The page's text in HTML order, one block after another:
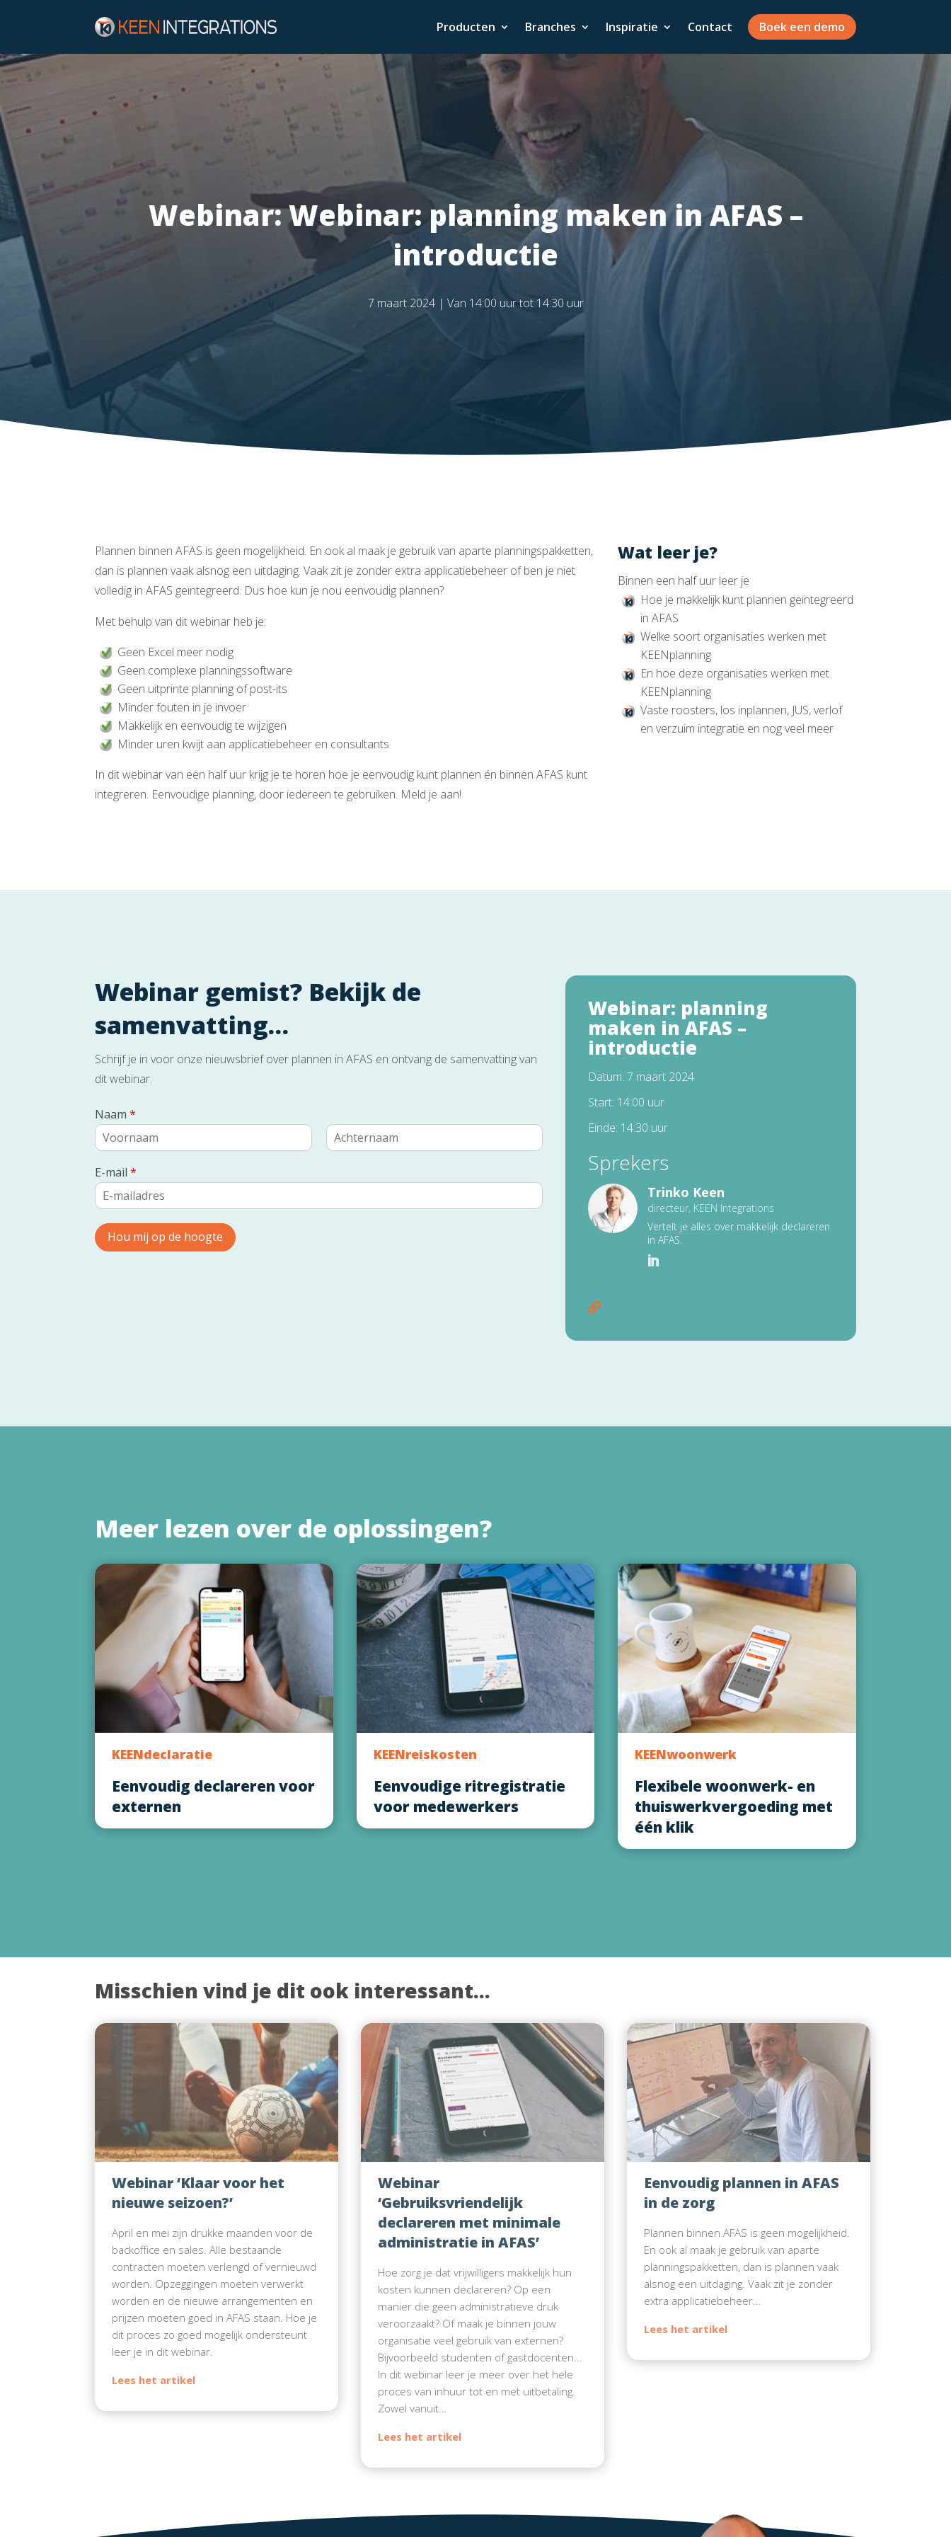
Producten Branches Inspiratie Contact Boek een demo
Webinar: Webinar: planning maken in AFAS –
introductie
7 maart 2024 | Van 14:00 uur tot 14:30 uur
Plannen binnen AFAS is geen mogelijkheid. En ook al maak je gebruik van aparte planningspakketten,
dan is plannen vaak alsnog een uitdaging. Vaak zit je zonder extra applicatiebeheer of ben je niet
volledig in AFAS geïntegreerd. Dus hoe kun je nou eenvoudig plannen?
Met behulp van dit webinar heb je:
Geen Excel meer nodig
Geen complexe planningssoftware
Geen uitprinte planning of post-its
Minder fouten in je invoer
Makkelijk en eenvoudig te wijzigen
Minder uren kwijt aan applicatiebeheer en consultants
In dit webinar van een half uur krijg je te horen hoe je eenvoudig kunt plannen én binnen AFAS kunt
integreren. Eenvoudige planning, door iedereen te gebruiken. Meld je aan!
Wat leer je?
Binnen een half uur leer je
Hoe je makkelijk kunt plannen geïntegreerd
in AFAS
Welke soort organisaties werken met
KEENplanning
En hoe deze organisaties werken met
KEENplanning
Vaste roosters, los inplannen, JUS, verlof
en verzuim integratie en nog veel meer
Webinar gemist? Bekijk de
samenvatting…
Schrijf je in voor onze nieuwsbrief over plannen in AFAS en ontvang de samenvatting van
dit webinar.
Naam*
E-mail*
Hou mij op de hoogte
Webinar: planning
maken in AFAS –
introductie
Datum: 7 maart 2024
Start: 14:00 uur
Einde: 14:30 uur
Sprekers
Trinko Keen
directeur, KEEN Integrations
Vertelt je alles over makkelijk declareren
in AFAS.

Meer lezen over de oplossingen?
Eenvoudig declareren voor
externen
KEENdeclaratie
Eenvoudige ritregistratie
voor medewerkers
KEENreiskosten
Flexibele woonwerk- en
thuiswerkvergoeding met
één klik
KEENwoonwerk
Misschien vind je dit ook interessant...
Webinar ‘Klaar voor het
nieuwe seizoen?’
April en mei zijn drukke maanden voor de
backoffice en sales. Alle bestaande
contracten moeten verlengd of vernieuwd
worden. Opzeggingen moeten verwerkt
worden en de nieuwe arrangementen en
prijzen moeten goed in AFAS staan. Hoe je
dit proces zo goed mogelijk ondersteunt
leer je in dit webinar.
Webinar
‘Gebruiksvriendelijk
declareren met minimale
administratie in AFAS’
Hoe zorg je dat vrijwilligers makkelijk hun
kosten kunnen declareren? Op een
manier die geen administratieve druk
veroorzaakt? Of maak je binnen jouw
organisatie veel gebruik van externen?
Bijvoorbeeld studenten of gastdocenten...
In dit webinar leer je meer over het hele
proces van inhuur tot en met uitbetaling.
Zowel vanuit…
Eenvoudig plannen in AFAS
in de zorg
Plannen binnen AFAS is geen mogelijkheid.
En ook al maak je gebruik van aparte
planningspakketten, dan is plannen vaak
alsnog een uitdaging. Vaak zit je zonder
extra applicatiebeheer…